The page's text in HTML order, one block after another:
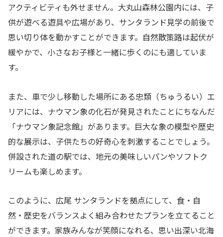
アクティビティも外せません。大丸山森林公園内には、子
供が遊べる遊具や広場があり、サンタランド見学の前後で
思い切り体を動かすことができます。自然散策路は起伏が
緩やかで、小さなお子様と一緒に歩くのにも適していま
す。
また、車で少し移動した場所にある忠類（ちゅうるい）エ
リアには、ナウマン象の化石が発見されたことにちなんだ
「ナウマン象記念館」があります。巨大な象の模型や歴史
的な展示は、子供たちの好奇心を刺激することでしょう。
併設された道の駅では、地元の美味しいパンやソフトク
リームも楽しめます。
このように、広尾 サンタランドを拠点にして、食・自
然・歴史をバランスよく組み合わせたプランを立てること
ができます。家族みんなが笑顔になれる、思い出深い北海